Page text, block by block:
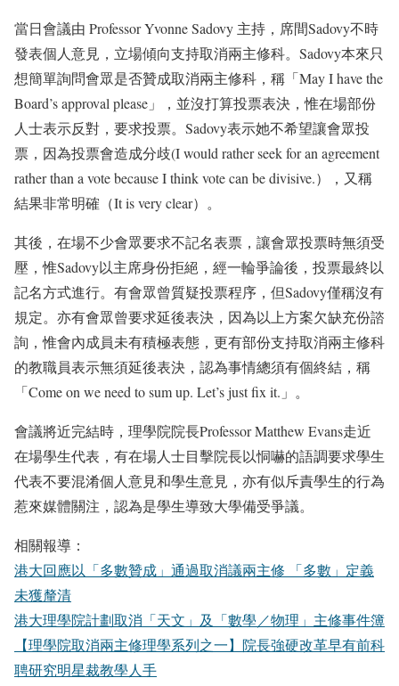
當日會議由 Professor Yvonne Sadovy 主持，席間Sadovy不時
發表個人意見，立場傾向支持取消兩主修科。Sadovy本來只
想簡單詢問會眾是否贊成取消兩主修科，稱「May I have the
Board’s approval please」，並沒打算投票表決，惟在場部份
人士表示反對，要求投票。Sadovy表示她不希望讓會眾投
票，因為投票會造成分歧(I would rather seek for an agreement
rather than a vote because I think vote can be divisive.），又稱
結果非常明確（It is very clear）。
其後，在場不少會眾要求不記名表票，讓會眾投票時無須受
壓，惟Sadovy以主席身份拒絕，經一輪爭論後，投票最終以
記名方式進行。有會眾曾質疑投票程序，但Sadovy僅稱沒有
規定。 亦有會眾曾要求延後表決，因為以上方案欠缺充份諮
詢，惟會內成員未有積極表態，更有部份支持取消兩主修科
的教職員表示無須延後表決，認為事情總須有個終結，稱
「Come on we need to sum up. Let’s just fix it.」。
會議將近完結時，理學院院長Professor Matthew Evans走近
在場學生代表，有在場人士目擊院長以恫嚇的語調要求學生
代表不要混淆個人意見和學生意見，亦有似斥責學生的行為
惹來媒體關注，認為是學生導致大學備受爭議。
相關報導：
港大回應以「多數贊成」通過取消議兩主修 「多數」定義
未獲釐清
港大理學院計劃取消「天文」及「數學／物理」主修事件簿
【理學院取消兩主修理學系列之一】院長強硬改革早有前科
聘研究明星裁教學人手